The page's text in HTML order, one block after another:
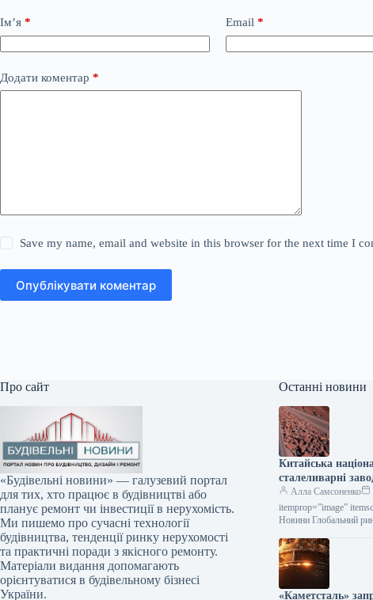
Ім’я * Email *
Додати коментар *
Save my name, email and website in this browser for the next time I
Опублікувати коментар
Про сайт
«Будівельні новини» — галузевий портал
для тих, хто працює в будівництві або
планує ремонт чи інвестиції в нерухомість.
Ми пишемо про сучасні технології
будівництва, тенденції ринку нерухомості
та практичні поради з якісного ремонту.
Матеріали видання допомагають
орієнтуватися в будівельному бізнесі
України.
Останні новини
Китайська
сталеливарні
Алла Самсоненко
itemprop=”image”
Новини Глобальний
«Каметсталь»